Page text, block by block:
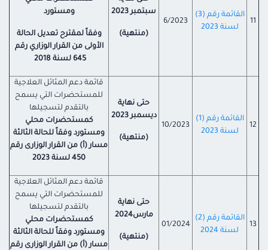
11
القائمة رقم (3)
لسنة 2023
6/2023
سبتمبر 2023
(منتهية)
ومستورد
وفقاً لمقترح تعديل الحالة
الأولى من القرار الوزاري رقم
645 لسنة 2018
12
القائمة رقم (1)
لسنة 2023
10/2023
حتى نهاية
ديسمبر 2023
(منتهية)
قائمة دعم المثائل العلاجية
للمستحضرات التي يسمح
بالتقدم لتسجيلها
كمستحضرات محلي
ومستورد وفقاً للحالة الثالثة
مسار (أ) من القرار الوزارى رقم
450 لسنة 2023
13
القائمة رقم (2)
لسنة 2024
01/2024
حتى نهاية
مارس2024
(منتهية)
قائمة دعم المثائل العلاجية
للمستحضرات التي يسمح
بالتقدم لتسجيلها
كمستحضرات محلي
ومستورد وفقاً للحالة الثالثة
مسار (أ) من القرار الوزارى رقم